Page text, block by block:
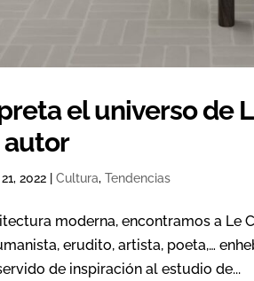
el universo de
autor
2022 |Cultura,Tendencias
moderna, encontramos a Le
erudito, artista, poeta,…
de inspiración al estudio de...